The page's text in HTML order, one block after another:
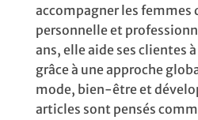
accompagner les femmes
personnelle et
ans, elle aide ses clientes
grâce à une approche
mode, bien-être et
articles sont pensés